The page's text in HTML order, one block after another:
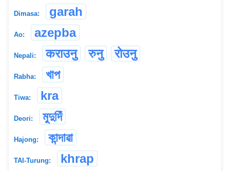
Dimasa: garah
Ao: azepba
Nepali: कराउनु रुनु रोउनु
Rabha: খাপ
Tiwa: kra
Deori: মুদুদিঁ
Hajong: কান্দাৱা
TAI-Turung: khrap